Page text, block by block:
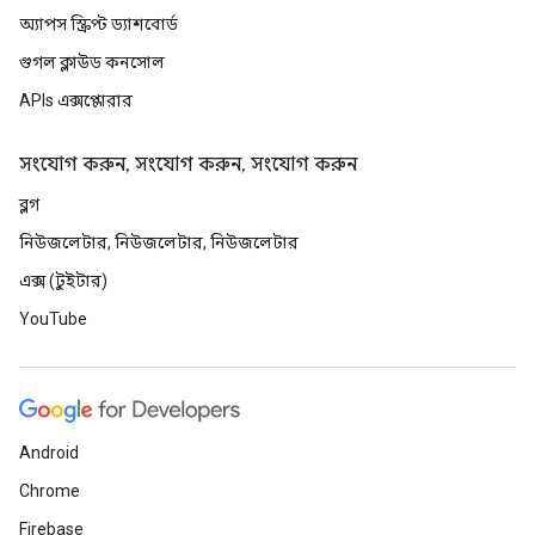
অ্যাপস স্ক্রিপ্ট ড্যাশবোর্ড
গুগল ক্লাউড কনসোল
APIs এক্সপ্লোরার
সংযোগ করুন, সংযোগ করুন, সংযোগ করুন
ব্লগ
নিউজলেটার, নিউজলেটার, নিউজলেটার
এক্স (টুইটার)
YouTube
Android
Chrome
Firebase